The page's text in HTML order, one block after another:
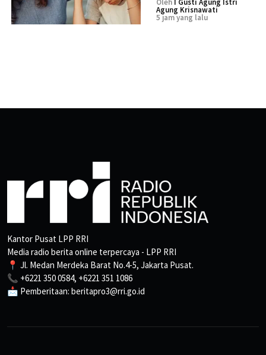
Agung Krisnawati
5 jam yang lalu
Kantor Pusat LPP RRI
Media radio berita online terpercaya - LPP RRI
📍 Jl. Medan Merdeka Barat No.4-5, Jakarta Pusat.
📞 +6221 350 0584, +6221 351 1086
📩 Pemberitaan: beritapro3@rri.go.id